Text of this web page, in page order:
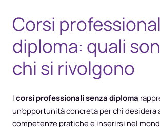
Corsi
diploma: quali
chi si rivolgono
Icorsi professionali senza diploma
un’opportunità concreta per chi desidera
competenze pratiche e inserirsi nel